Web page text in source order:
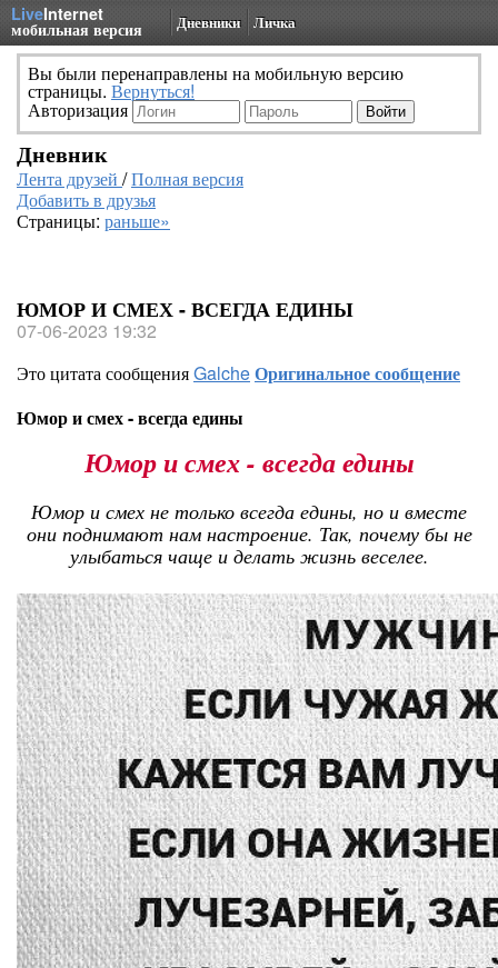
LiveInternet
мобильная версия Дневники Личка
Вы были перенаправлены на мобильную версию
страницы. Вернуться!
Авторизация
Дневник
Лента друзей /Полная версия
Добавить в друзья
Страницы: раньше»
ЮМОР И СМЕХ - ВСЕГДА ЕДИНЫ
07-06-2023 19:32
Это цитата сообщенияGalcheОригинальное сообщение
Юмор и смех - всегда едины
Юмор и смех - всегда едины
Юмор и смех не только всегда едины, но и вместе
они поднимают нам настроение. Так, почему бы не
улыбаться чаще и делать жизнь веселее.